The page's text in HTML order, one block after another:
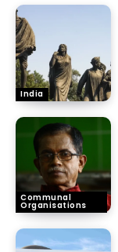
India
Communal
Organisations